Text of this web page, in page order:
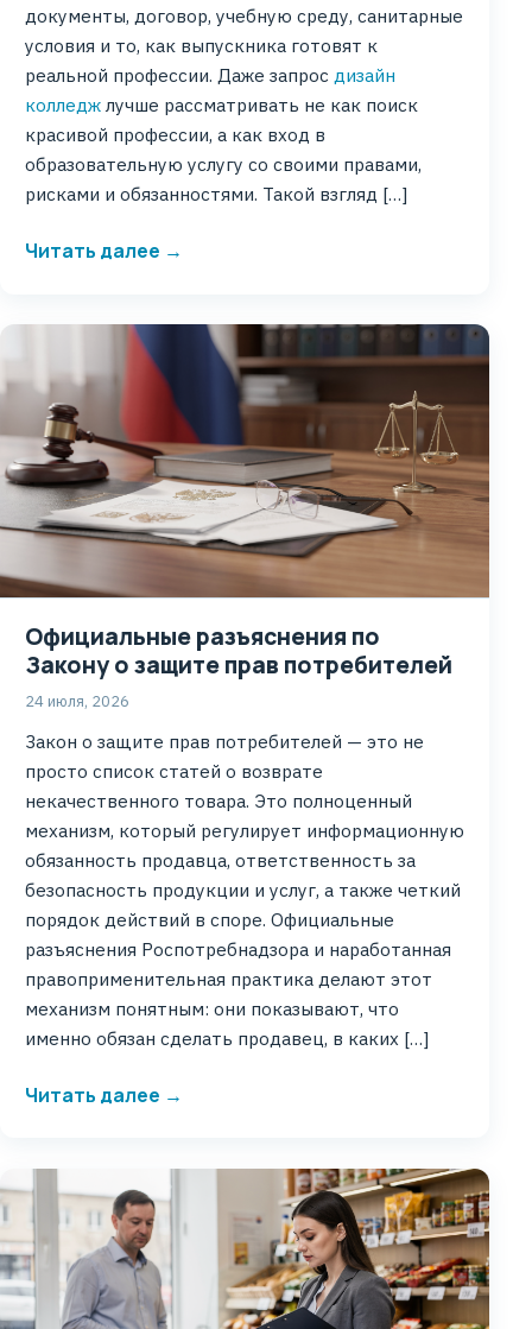
документы, договор, учебную среду, санитарные
условия и то, как выпускника готовят к
реальной профессии. Даже запрос дизайн
колледжлучше рассматривать не как поиск
красивой профессии, а как вход в
образовательную услугу со своими правами,
рисками и обязанностями. Такой взгляд […]
Читать далее →
Официальные разъяснения по
Закону о защите прав потребителей
24 июля, 2026
Закон о защите прав потребителей — это не
просто список статей о возврате
некачественного товара. Это полноценный
механизм, который регулирует информационную
обязанность продавца, ответственность за
безопасность продукции и услуг, а также четкий
порядок действий в споре. Официальные
разъяснения Роспотребнадзора и наработанная
правоприменительная практика делают этот
механизм понятным: они показывают, что
именно обязан сделать продавец, в каких […]
Читать далее →